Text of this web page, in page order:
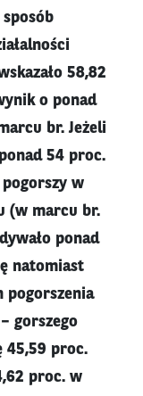
58,82
o ponad
br. Jeżeli
54 proc.
w
(w marcu br.
ponad
natomiast
pogorszenia
gorszego
45,59 proc.
proc. w